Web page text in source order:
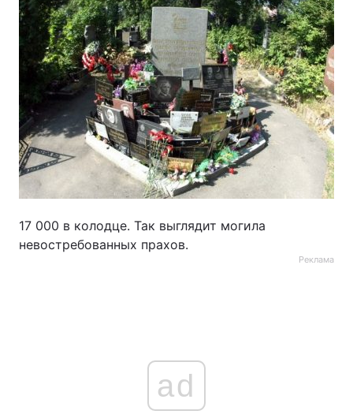
17 000 в колодце. Так выглядит могила
невостребованных прахов.
Реклама
ad